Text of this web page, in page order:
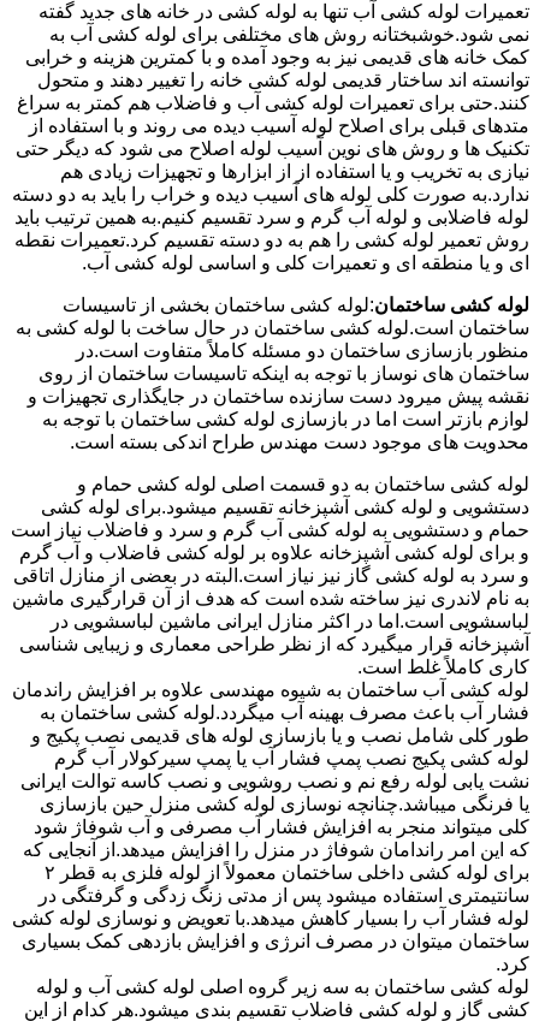
تعمیرات لوله کشی آب تنها به لوله کشی در خانه های جدید گفته
نمی شود.خوشبختانه روش های مختلفی برای لوله کشی آب به
کمک خانه های قدیمی نیز به وجود آمده و با کمترین هزینه و خرابی
توانسته اند ساختار قدیمی لوله کشی خانه را تغییر دهند و متحول
کنند.حتی برای تعمیرات لوله کشی آب و فاضلاب هم کمتر به سراغ
متدهای قبلی برای اصلاح لوله آسیب دیده می روند و با استفاده از
تکنیک ها و روش های نوین آسیب لوله اصلاح می شود که دیگر حتی
نیازی به تخریب و یا استفاده از از ابزارها و تجهیزات زیادی هم
ندارد.به صورت کلی لوله های آسیب دیده و خراب را باید به دو دسته
لوله فاضلابی و لوله آب گرم و سرد تقسیم کنیم.به همین ترتیب باید
روش تعمیر لوله کشی را هم به دو دسته تقسیم کرد.تعمیرات نقطه
ای و یا منطقه ای و تعمیرات کلی و اساسی لوله کشی آب.
لوله کشی ساختمان:لوله کشی ساختمان بخشی از تاسیسات
ساختمان است.لوله کشی ساختمان در حال ساخت با لوله کشی به
منظور بازسازی ساختمان دو مسئله کاملاً متفاوت است.در
ساختمان های نوساز با توجه به اینکه تاسیسات ساختمان از روی
نقشه پیش میرود دست سازنده ساختمان در جایگذاری تجهیزات و
لوازم بازتر است اما در بازسازی لوله کشی ساختمان با توجه به
محدویت های موجود دست مهندس طراح اندکی بسته است.
لوله کشی ساختمان به دو قسمت اصلی لوله کشی حمام و
دستشویی و لوله کشی آشپزخانه تقسیم میشود.برای لوله کشی
حمام و دستشویی به لوله کشی آب گرم و سرد و فاضلاب نیاز است
و برای لوله کشی آشپزخانه علاوه بر لوله کشی فاضلاب و آب گرم
و سرد به لوله کشی گاز نیز نیاز است.البته در بعضی از منازل اتاقی
به نام لاندری نیز ساخته شده است که هدف از آن قرارگیری ماشین
لباسشویی است.اما در اکثر منازل ایرانی ماشین لباسشویی در
آشپزخانه قرار میگیرد که از نظر طراحی معماری و زیبایی شناسی
کاری کاملاً غلط است.
لوله کشی آب ساختمان به شیوه مهندسی علاوه بر افزایش راندمان
فشار آب باعث مصرف بهینه آب میگردد.لوله کشی ساختمان به
طور کلی شامل نصب و یا بازسازی لوله های قدیمی نصب پکیج و
لوله کشی پکیج نصب پمپ فشار آب یا پمپ سیرکولار آب گرم
نشت یابی لوله رفع نم و نصب روشویی و نصب کاسه توالت ایرانی
یا فرنگی میباشد.چنانچه نوسازی لوله کشی منزل حین بازسازی
کلی میتواند منجر به افزایش فشار آب مصرفی و آب شوفاژ شود
که این امر راندامان شوفاژ در منزل را افزایش میدهد.از آنجایی که
برای لوله کشی داخلی ساختمان معمولاً از لوله فلزی به قطر ۲
سانتیمتری استفاده میشود پس از مدتی زنگ زدگی و گرفتگی در
لوله فشار آب را بسیار کاهش میدهد.با تعویض و نوسازی لوله کشی
ساختمان میتوان در مصرف انرژی و افزایش بازدهی کمک بسیاری
کرد.
لوله کشی ساختمان به سه زیر گروه اصلی لوله کشی آب و لوله
کشی گاز و لوله کشی فاضلاب تقسیم بندی میشود.هر کدام از این